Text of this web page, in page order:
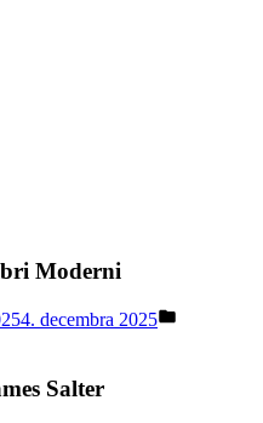
Moderni
4. decembra 2025
Salter